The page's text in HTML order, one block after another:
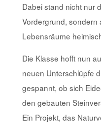
Dabei stand nicht nur
Vordergrund, sondern
Lebensräume
Die Klasse hofft nun
neuen Unterschlüpfe
gespannt, ob sich
den gebauten
Ein Projekt, das